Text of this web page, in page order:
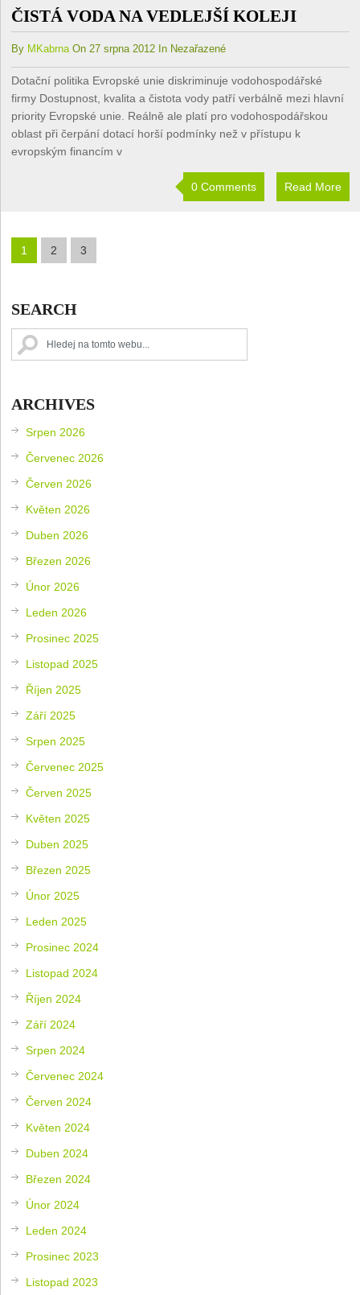
ČISTÁ VODA NA VEDLEJŠÍ KOLEJI
By MKabrnaOn 27 srpna 2012 In Nezařazené
Dotační politika Evropské unie diskriminuje vodohospodářské
firmy Dostupnost, kvalita a čistota vody patří verbálně mezi hlavní
priority Evropské unie. Reálně ale platí pro vodohospodářskou
oblast při čerpání dotací horší podmínky než v přístupu k
evropským financím v
0 Comments Read More
1 2 3
SEARCH
ARCHIVES
Srpen 2026
Červenec 2026
Červen 2026
Květen 2026
Duben 2026
Březen 2026
Únor 2026
Leden 2026
Prosinec 2025
Listopad 2025
Říjen 2025
Září 2025
Srpen 2025
Červenec 2025
Červen 2025
Květen 2025
Duben 2025
Březen 2025
Únor 2025
Leden 2025
Prosinec 2024
Listopad 2024
Říjen 2024
Září 2024
Srpen 2024
Červenec 2024
Červen 2024
Květen 2024
Duben 2024
Březen 2024
Únor 2024
Leden 2024
Prosinec 2023
Listopad 2023